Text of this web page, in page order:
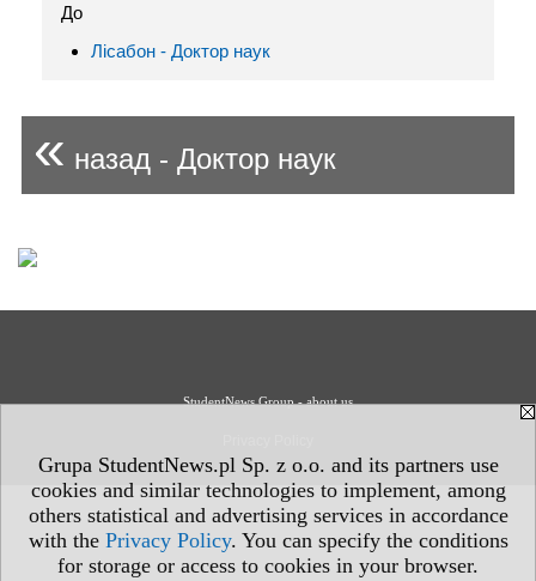
Grupa StudentNews.pl Sp. z o.o. and its partners use
cookies and similar technologies to implement, among
others statistical and advertising services in accordance
with the Privacy Policy. You can specify the conditions
for storage or access to cookies in your browser.
До
Лісабон - Доктор наук
« назад - Доктор наук
StudentNews Group - about us